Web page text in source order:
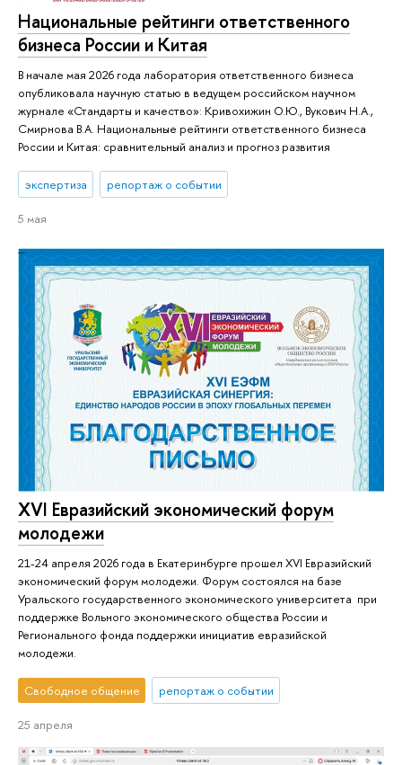
Национальные рейтинги ответственного
бизнеса России и Китая
В начале мая 2026 года лаборатория ответственного бизнеса
опубликовала научную статью в ведущем российском научном
журнале «Стандарты и качество»: Кривохижин О.Ю., Вукович Н.А.,
Смирнова В.А. Национальные рейтинги ответственного бизнеса
России и Китая: сравнительный анализ и прогноз развития
экспертиза репортаж о событии
5 мая
XVI Евразийский экономический форум
молодежи
21-24 апреля 2026 года в Екатеринбурге прошел XVI Евразийский
экономический форум молодежи. Форум состоялся на базе
Уральского государственного экономического университета при
поддержке Вольного экономического общества России и
Регионального фонда поддержки инициатив евразийской
молодежи.
Свободное общение репортаж о событии
25 апреля